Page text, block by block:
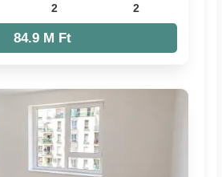
2 2
84.9 M Ft